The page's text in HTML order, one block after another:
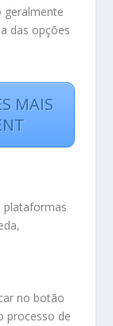
geralmente
das opções
MAIS
plataformas
no botão
processo de